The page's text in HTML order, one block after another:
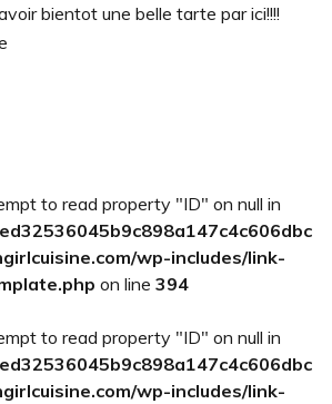
bientot une belle tarte par ici!!!!
to read property "ID" on null in
wp-includes/link-
on line 394
to read property "ID" on null in
wp-includes/link-